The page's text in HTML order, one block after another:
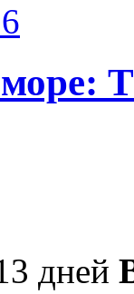
дней